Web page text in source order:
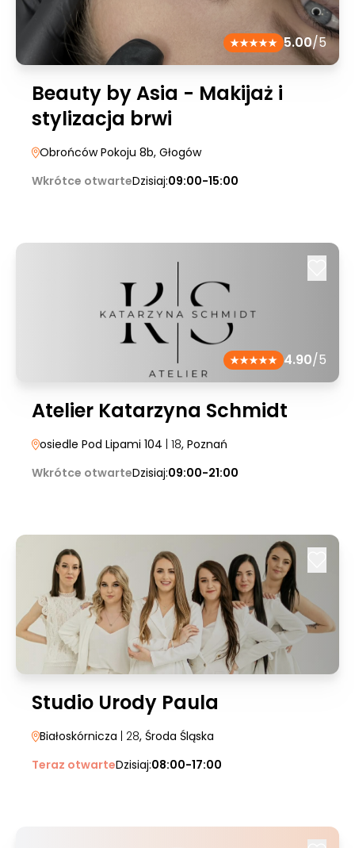
5.00/5
Beauty by Asia - Makijaż i
stylizacja brwi
Obrońców Pokoju 8b, Głogów
Wkrótce otwarteDzisiaj:09:00-15:00
4.90/5
Atelier Katarzyna Schmidt
osiedle Pod Lipami 104 | 18, Poznań
Wkrótce otwarteDzisiaj:09:00-21:00
Studio Urody Paula
Białoskórnicza | 28, Środa Śląska
Teraz otwarteDzisiaj:08:00-17:00